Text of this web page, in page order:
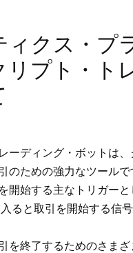
ィクス・プ
プト・ト
ーディング・ボットは
のための強力なツール
開始する主なトリガー
ると取引を開始する信号
を終了するためのさま